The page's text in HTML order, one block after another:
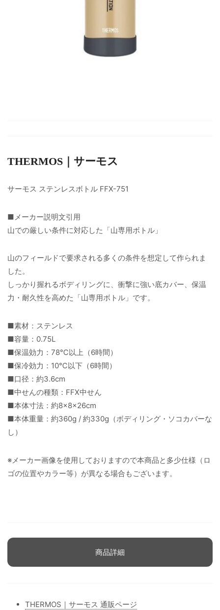
THERMOS｜サーモス
サーモス ステンレスボトル FFX-751
■メーカー説明文引用
山での厳しい条件に対応した「山専用ボトル」
山のフィールドで要求される多くの条件を想定して作られま
した。
しっかり握れるボディリングに、衝撃に強い底カバー、保温
力・耐久性を高めた「山専用ボトル」です。
■素材：ステンレス
■容量：0.75L
■保温効力：78℃以上（6時間）
■保冷効力：10℃以下（6時間）
■口径：約3.6cm
■中せんの種類：FFX中せん
■本体寸法：約8×8×26cm
■本体重量：約360g / 約330g（ボディリング・ソコカバーな
し）
※メーカー画像を使用しておりますので本商品と多少仕様（ロ
ゴの位置やカラー等）が異なる場合もございます。
商品詳細
THERMOS｜サーモス 通販ページ